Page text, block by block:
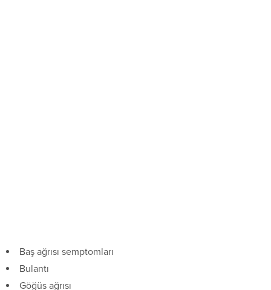
Baş ağrısı semptomları
Bulantı
Göğüs ağrısı